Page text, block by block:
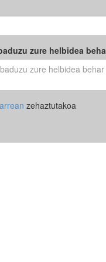
zure helbidea
zehaztutakoa